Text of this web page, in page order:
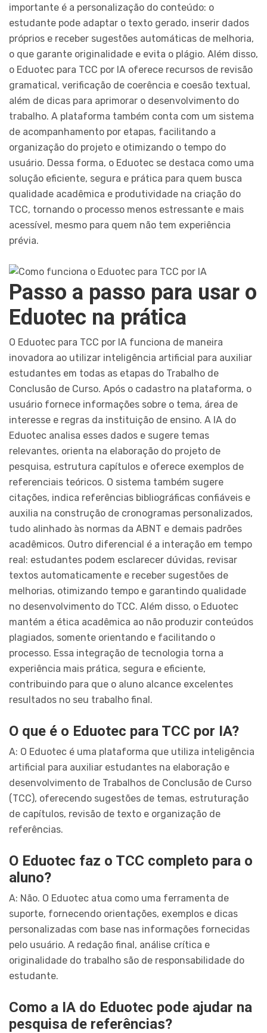
importante é a personalização do conteúdo: o
estudante pode adaptar o texto gerado, inserir dados
próprios e receber sugestões automáticas de melhoria,
o que garante originalidade e evita o plágio. Além disso,
o Eduotec para TCC por IA oferece recursos de revisão
gramatical, verificação de coerência e coesão textual,
além de dicas para aprimorar o desenvolvimento do
trabalho. A plataforma também conta com um sistema
de acompanhamento por etapas, facilitando a
organização do projeto e otimizando o tempo do
usuário. Dessa forma, o Eduotec se destaca como uma
solução eficiente, segura e prática para quem busca
qualidade acadêmica e produtividade na criação do
TCC, tornando o processo menos estressante e mais
acessível, mesmo para quem não tem experiência
prévia.
Passo a passo para usar o
Eduotec na prática
O Eduotec para TCC por IA funciona de maneira
inovadora ao utilizar inteligência artificial para auxiliar
estudantes em todas as etapas do Trabalho de
Conclusão de Curso. Após o cadastro na plataforma, o
usuário fornece informações sobre o tema, área de
interesse e regras da instituição de ensino. A IA do
Eduotec analisa esses dados e sugere temas
relevantes, orienta na elaboração do projeto de
pesquisa, estrutura capítulos e oferece exemplos de
referenciais teóricos. O sistema também sugere
citações, indica referências bibliográficas confiáveis e
auxilia na construção de cronogramas personalizados,
tudo alinhado às normas da ABNT e demais padrões
acadêmicos. Outro diferencial é a interação em tempo
real: estudantes podem esclarecer dúvidas, revisar
textos automaticamente e receber sugestões de
melhorias, otimizando tempo e garantindo qualidade
no desenvolvimento do TCC. Além disso, o Eduotec
mantém a ética acadêmica ao não produzir conteúdos
plagiados, somente orientando e facilitando o
processo. Essa integração de tecnologia torna a
experiência mais prática, segura e eficiente,
contribuindo para que o aluno alcance excelentes
resultados no seu trabalho final.
O que é o Eduotec para TCC por IA?
A: O Eduotec é uma plataforma que utiliza inteligência
artificial para auxiliar estudantes na elaboração e
desenvolvimento de Trabalhos de Conclusão de Curso
(TCC), oferecendo sugestões de temas, estruturação
de capítulos, revisão de texto e organização de
referências.
O Eduotec faz o TCC completo para o
aluno?
A: Não. O Eduotec atua como uma ferramenta de
suporte, fornecendo orientações, exemplos e dicas
personalizadas com base nas informações fornecidas
pelo usuário. A redação final, análise crítica e
originalidade do trabalho são de responsabilidade do
estudante.
Como a IA do Eduotec pode ajudar na
pesquisa de referências?